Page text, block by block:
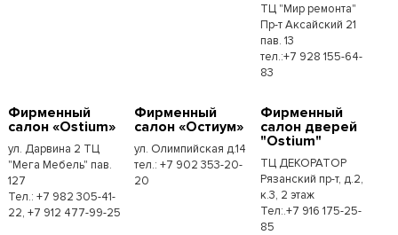
ТЦ "Мир ремонта"
Пр-т Аксайский 21
пав. 13
тел.:+7 928 155-64-
83
Фирменный
салон «Ostium»
ул. Дарвина 2 ТЦ
"Мега Мебель" пав.
127
Тел.: +7 982 305-41-
22, +7 912 477-99-25
Фирменный
салон «Остиум»
ул. Олимпийская д.14
тел.: +7 902 353-20-
20
Фирменный
салон дверей
"Ostium"
ТЦ ДЕКОРАТОР
Рязанский пр-т, д.2,
к.3, 2 этаж
Тел:.+7 916 175-25-
85